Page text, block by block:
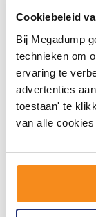
Cookiebeleid
Bij Megadump
technieken om
ervaring te
advertenties
toestaan' te
van alle